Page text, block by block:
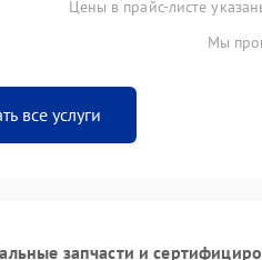
Цены в прайс-листе
Мы
все услуги
запчасти и